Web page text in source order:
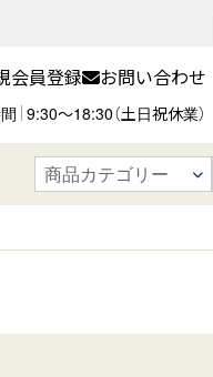
会員登録 お問い合わせ
9:30〜18:30（土日祝休業）